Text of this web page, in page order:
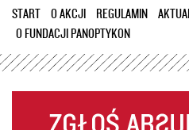
START O AKCJI REGULAMIN
O FUNDACJI PANOPTYKON